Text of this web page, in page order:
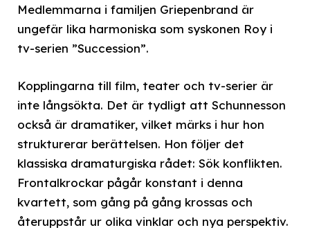
Medlemmarna i familjen Griepenbrand är
ungefär lika harmoniska som syskonen Roy i
tv-serien ”Succession”.
Kopplingarna till film, teater och tv-serier är
inte långsökta. Det är tydligt att Schunnesson
också är dramatiker, vilket märks i hur hon
strukturerar berättelsen. Hon följer det
klassiska dramaturgiska rådet: Sök konflikten.
Frontalkrockar pågår konstant i denna
kvartett, som gång på gång krossas och
återuppstår ur olika vinklar och nya perspektiv.